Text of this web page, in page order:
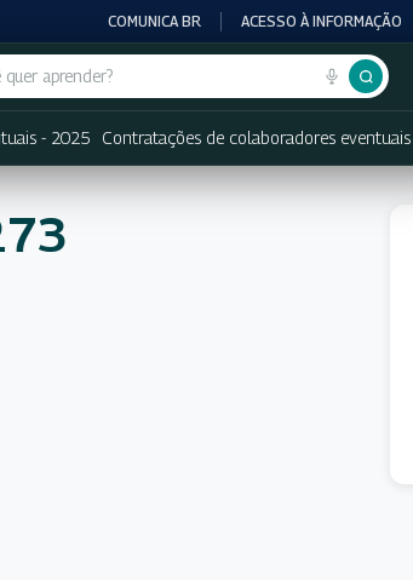
COMUNICA BR ACESSO À INFORMAÇÃO
- 2025 Contratações de colaboradores